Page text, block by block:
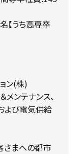
【うち高専卒
ン(株)
メンテナンス、
よび電気供給
さまへの都市